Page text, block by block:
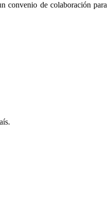
convenio de colaboración para